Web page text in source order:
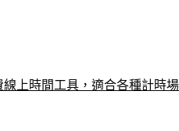
上時間工具，適合各種計時場